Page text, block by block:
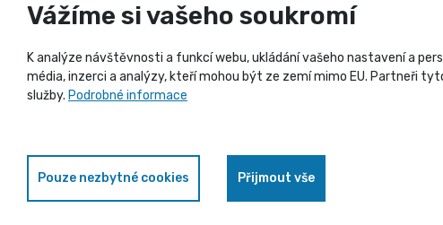
Katalogy ke stažení
Zásady zpracování souborů cookies
Vážíme si vašeho soukromí
K analýze návštěvnosti a funkcí webu, ukládání vašeho nastavení a
média, inzerci a analýzy, kteří mohou být ze zemí mimo EU. Partneři
služby. Podrobné informace
Pouze nezbytné cookies Přijmout vše